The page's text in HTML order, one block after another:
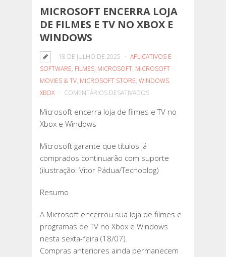
MICROSOFT ENCERRA LOJA
DE FILMES E TV NO XBOX E
WINDOWS
18 DE JULHO DE 2025
APLICATIVOS E
SOFTWARE, FILMES, MICROSOFT, MICROSOFT
MOVIES & TV, MICROSOFT STORE, WINDOWS,
XBOX
COMENTÁRIOS DESATIVADOSEM
ENCERRA
E
TV
E
WINDOWS
Microsoft encerra loja de filmes e TV no
Xbox e Windows
Microsoft garante que títulos já
comprados continuarão com suporte
(ilustração: Vitor Pádua/Tecnoblog)
Resumo
A Microsoft encerrou sua loja de filmes e
programas de TV no Xbox e Windows
nesta sexta-feira (18/07).
Compras anteriores ainda permanecem